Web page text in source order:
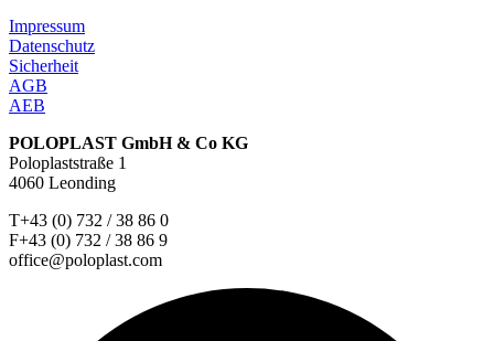
Impressum
Datenschutz
Sicherheit
AGB
AEB
POLOPLAST GmbH & Co KG
Poloplaststraße 1
4060 Leonding
T+43 (0) 732 / 38 86 0
F+43 (0) 732 / 38 86 9
office@poloplast.com